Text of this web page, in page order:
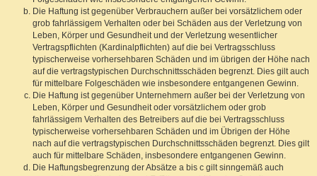
Die Haftung ist gegenüber Verbrauchern außer bei vorsätzlichem oder
grob fahrlässigem Verhalten oder bei Schäden aus der Verletzung von
Leben, Körper und Gesundheit und der Verletzung wesentlicher
Vertragspflichten (Kardinalpflichten) auf die bei Vertragsschluss
typischerweise vorhersehbaren Schäden und im übrigen der Höhe nach
auf die vertragstypischen Durchschnittsschäden begrenzt. Dies gilt auch
für mittelbare Folgeschäden wie insbesondere entgangenen Gewinn.
Die Haftung ist gegenüber Unternehmern außer bei der Verletzung von
Leben, Körper und Gesundheit oder vorsätzlichem oder grob
fahrlässigem Verhalten des Betreibers auf die bei Vertragsschluss
typischerweise vorhersehbaren Schäden und im Übrigen der Höhe
nach auf die vertragstypischen Durchschnittsschäden begrenzt. Dies gilt
auch für mittelbare Schäden, insbesondere entgangenen Gewinn.
Die Haftungsbegrenzung der Absätze a bis c gilt sinngemäß auch